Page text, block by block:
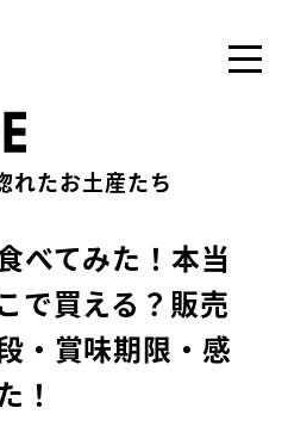
れたお土産たち
べてみた！本当
で買える？販売
・賞味期限・感
！